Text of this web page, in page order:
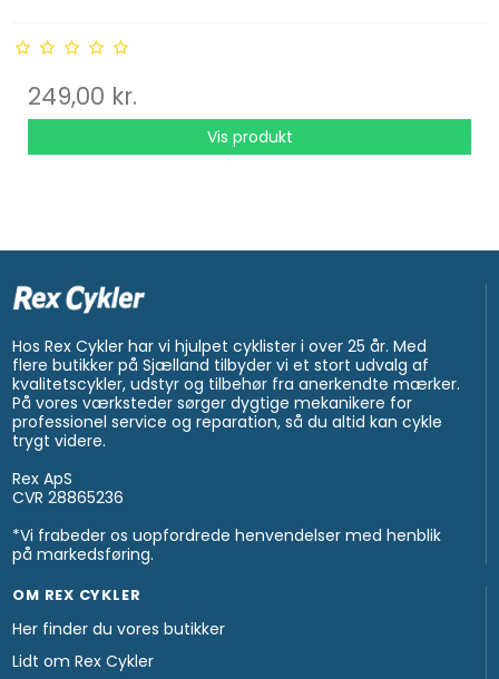
249,00 kr.
Vis produkt
Hos Rex Cykler har vi hjulpet cyklister i over 25 år. Med
flere butikker på Sjælland tilbyder vi et stort udvalg af
kvalitetscykler, udstyr og tilbehør fra anerkendte mærker.
På vores værksteder sørger dygtige mekanikere for
professionel service og reparation, så du altid kan cykle
trygt videre.
Rex ApS
CVR 28865236
*Vi frabeder os uopfordrede henvendelser med henblik
på markedsføring.
OM REX CYKLER
Her finder du vores butikker
Lidt om Rex Cykler